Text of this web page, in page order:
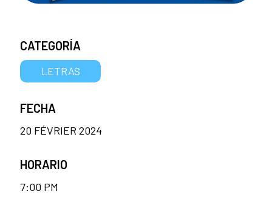
CATEGORÍA
LETRAS
FECHA
20 FÉVRIER 2024
HORARIO
7:00 PM